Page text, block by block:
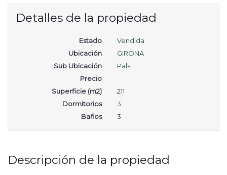
Detalles de la propiedad
Estado
Vendida
Ubicación
GIRONA
Sub Ubicación
Pals
Precio
Superficie (m2)
211
Dormitorios
3
Baños
3
Descripción de la propiedad